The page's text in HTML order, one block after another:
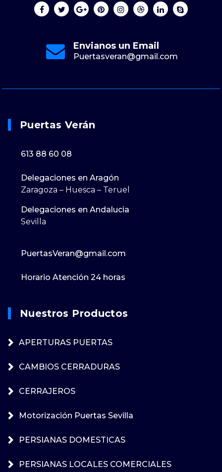
Envianos un Email
Puertasveran@gmail.com
Puertas Verán
613 88 60 08
Delegaciones en Aragón
Zaragoza – Huesca – Teruel
Delegaciones en Andalucia
Sevilla
PuertasVeran@gmail.com
Horario Atención 24 horas
Nuestros Productos
APERTURAS PUERTAS
CAMBIOS CERRADURAS
CERRAJEROS
Motorización Puertas Sevilla
PERSIANAS DOMESTICAS
PERSIANAS LOCALES COMERCIALES